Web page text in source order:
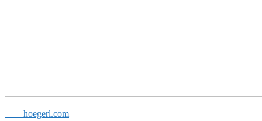
hoegerl.com